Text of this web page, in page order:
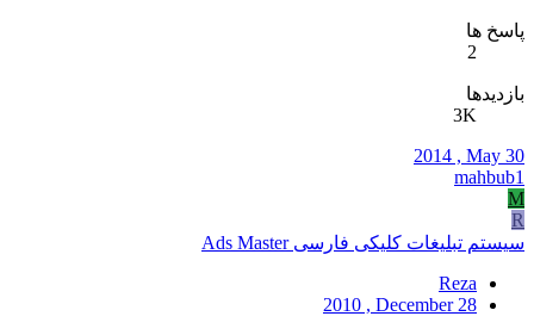
پاسخ ها
2
بازدیدها
3K
2014 , May 30
mahbub1
M
R
سیستم تبلیغات کلیکی فارسی Ads Master
Reza
2010 , December 28